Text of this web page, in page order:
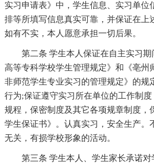
实习申请表》中，学生信息、实习单位
排等所填写信息真实可靠，并保证在上
如有不实，本人愿意承担一切后果。
第二条 学生本人保证在自主实习
高等专科学校学生管理规定》和《亳州
非师范学生专业实习的管理规定》的规
行为;保证遵守实习所在单位的工作制
规程，保密制度及其它各项规章制度，
学生保证书》。认真实习，安全生产。
无关，有损学校形象的活动。
第三条 学生本人、学生家长承诺